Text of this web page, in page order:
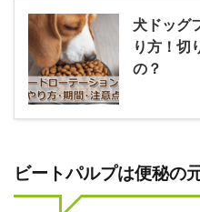
犬ドッグ
り方！切
の？
ビートパルプは便秘の